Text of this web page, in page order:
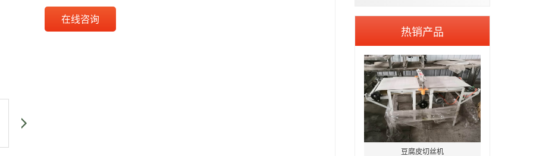
热销产品
豆腐皮切丝机
在线咨询